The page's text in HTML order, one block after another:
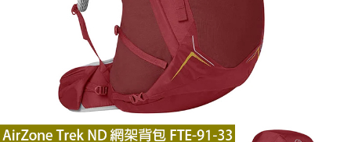
易，需依本服務之必要範圍內提供個人資料，並將交易相關給付款項請求債
權轉讓予恩沛科技股份有限公司。
２．關於個人資料處理事宜，請瀏覽以下網址：
https://aftee.tw/terms/#terms3
３．未成年的使用者請事先徵得法定代理人或監護人之同意方可使用
「AFTEE先享後付」，若未經同意申辦者引起之損失，本公司不負相關責
４．使用「AFTEE先享後付」時，將依據個別帳號之用戶狀況，依本公司即
請求用戶進行身份認證。